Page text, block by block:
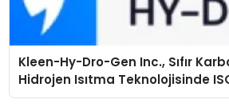
Kleen-Hy-Dro-Gen Inc., Sıfır
Hidrojen Isıtma Teknolojisinde
Düzenleyici Onaylarını Aldı